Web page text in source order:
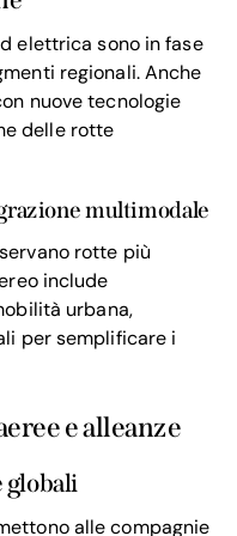
elettrica sono in fase
regionali. Anche
nuove tecnologie
delle rotte
multimodale
servano rotte più
include
urbana,
per semplificare i
e alleanze
globali
alle compagnie